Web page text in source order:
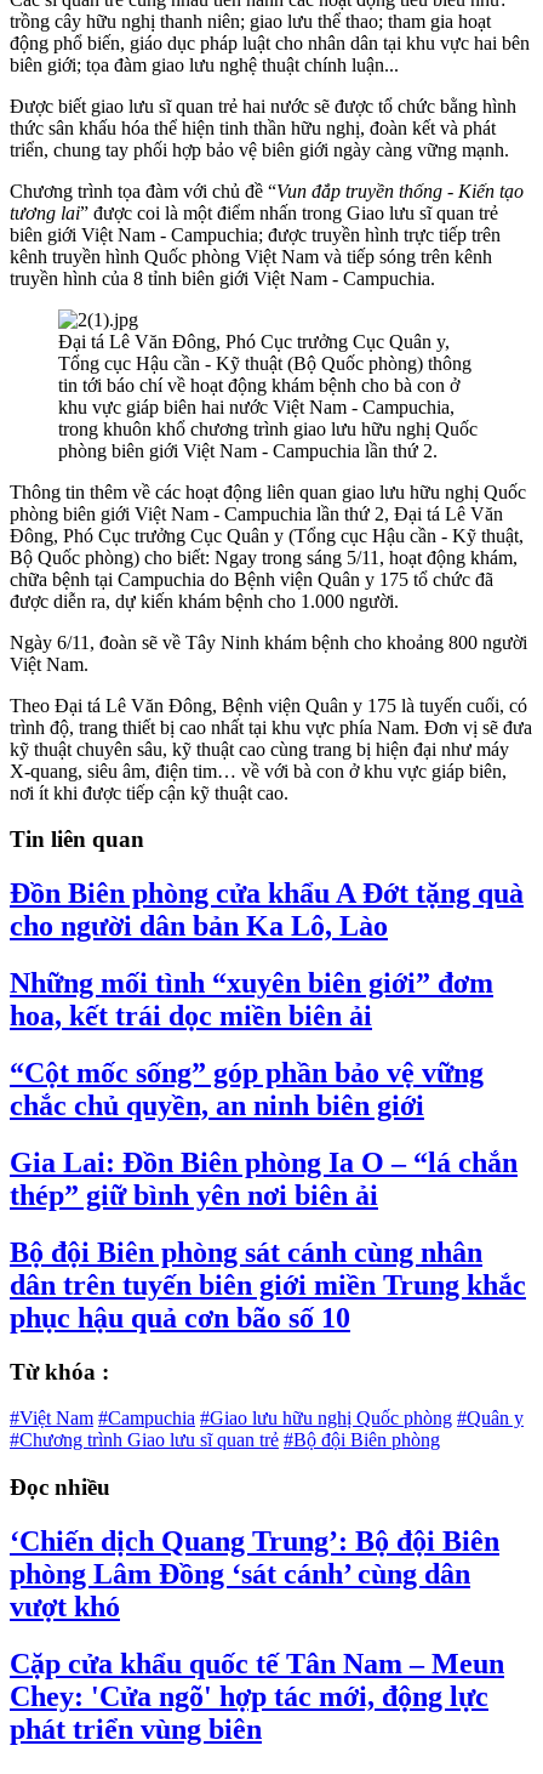
trồng cây hữu nghị thanh niên; giao lưu thể thao; tham gia hoạt
động phổ biến, giáo dục pháp luật cho nhân dân tại khu vực hai bên
biên giới; tọa đàm giao lưu nghệ thuật chính luận...
Được biết giao lưu sĩ quan trẻ hai nước sẽ được tổ chức bằng hình
thức sân khấu hóa thể hiện tinh thần hữu nghị, đoàn kết và phát
triển, chung tay phối hợp bảo vệ biên giới ngày càng vững mạnh.
Chương trình tọa đàm với chủ đề “Vun đắp truyền thống - Kiến tạo
tương lai” được coi là một điểm nhấn trong Giao lưu sĩ quan trẻ
biên giới Việt Nam - Campuchia; được truyền hình trực tiếp trên
kênh truyền hình Quốc phòng Việt Nam và tiếp sóng trên kênh
truyền hình của 8 tỉnh biên giới Việt Nam - Campuchia.
Đại tá Lê Văn Đông, Phó Cục trưởng Cục Quân y,
Tổng cục Hậu cần - Kỹ thuật (Bộ Quốc phòng) thông
tin tới báo chí về hoạt động khám bệnh cho bà con ở
khu vực giáp biên hai nước Việt Nam - Campuchia,
trong khuôn khổ chương trình giao lưu hữu nghị Quốc
phòng biên giới Việt Nam - Campuchia lần thứ 2.
Thông tin thêm về các hoạt động liên quan giao lưu hữu nghị Quốc
phòng biên giới Việt Nam - Campuchia lần thứ 2, Đại tá Lê Văn
Đông, Phó Cục trưởng Cục Quân y (Tổng cục Hậu cần - Kỹ thuật,
Bộ Quốc phòng) cho biết: Ngay trong sáng 5/11, hoạt động khám,
chữa bệnh tại Campuchia do Bệnh viện Quân y 175 tổ chức đã
được diễn ra, dự kiến khám bệnh cho 1.000 người.
Ngày 6/11, đoàn sẽ về Tây Ninh khám bệnh cho khoảng 800 người
Việt Nam.
Theo Đại tá Lê Văn Đông, Bệnh viện Quân y 175 là tuyến cuối, có
trình độ, trang thiết bị cao nhất tại khu vực phía Nam. Đơn vị sẽ đưa
kỹ thuật chuyên sâu, kỹ thuật cao cùng trang bị hiện đại như máy
X-quang, siêu âm, điện tim… về với bà con ở khu vực giáp biên,
nơi ít khi được tiếp cận kỹ thuật cao.
Tin liên quan
Đồn Biên phòng cửa khẩu A Đớt tặng quà
cho người dân bản Ka Lô, Lào
Những mối tình “xuyên biên giới” đơm
hoa, kết trái dọc miền biên ải
“Cột mốc sống” góp phần bảo vệ vững
chắc chủ quyền, an ninh biên giới
Gia Lai: Đồn Biên phòng Ia O – “lá chắn
thép” giữ bình yên nơi biên ải
Bộ đội Biên phòng sát cánh cùng nhân
dân trên tuyến biên giới miền Trung khắc
phục hậu quả cơn bão số 10
Từ khóa :
#Việt Nam #Campuchia #Giao lưu hữu nghị Quốc phòng #Quân y
#Chương trình Giao lưu sĩ quan trẻ #Bộ đội Biên phòng
Đọc nhiều
‘Chiến dịch Quang Trung’: Bộ đội Biên
phòng Lâm Đồng ‘sát cánh’ cùng dân
vượt khó
Cặp cửa khẩu quốc tế Tân Nam – Meun
Chey: 'Cửa ngõ' hợp tác mới, động lực
phát triển vùng biên